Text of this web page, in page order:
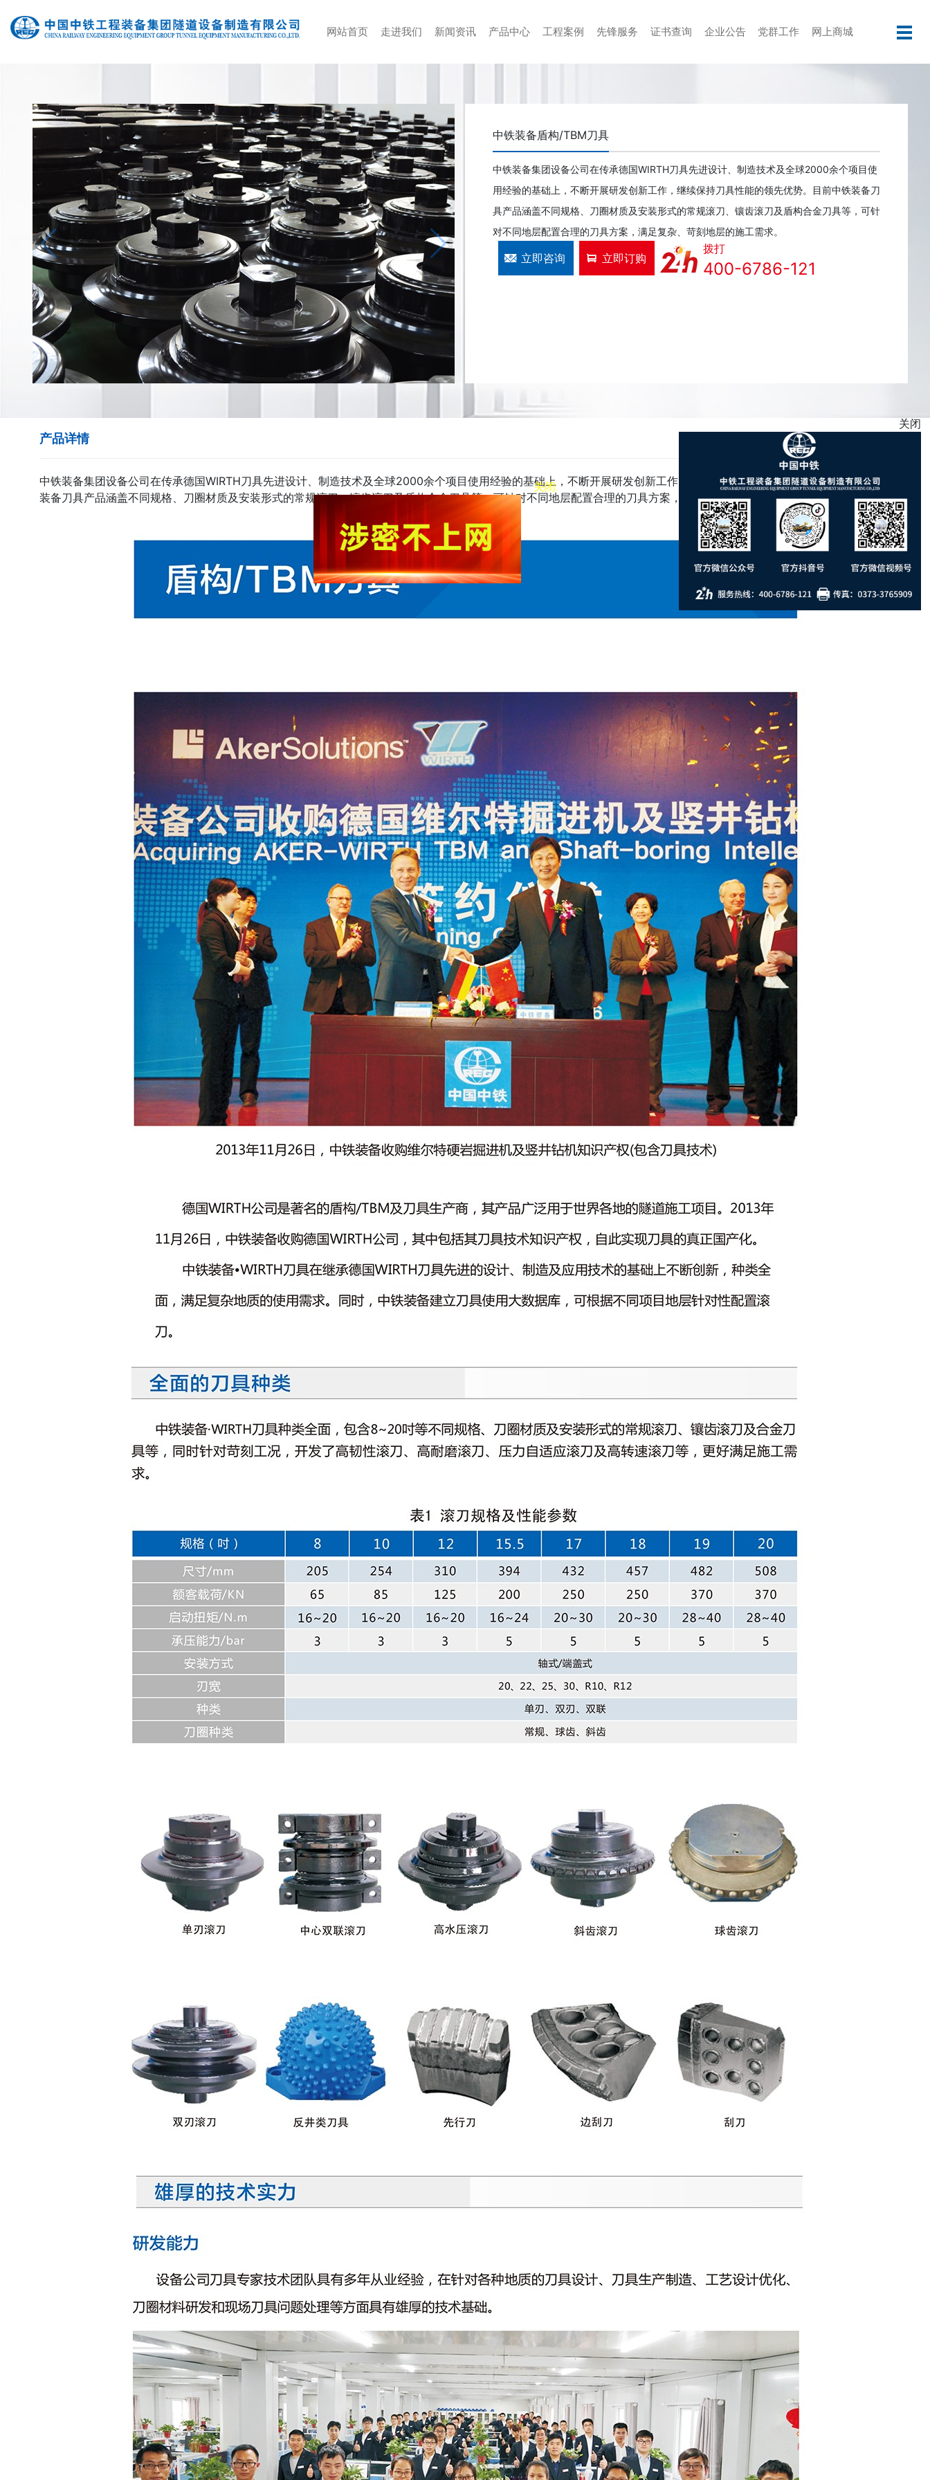
网站首页 走进我们 新闻资讯 产品中心 工程案例 先锋服务 证书查询 企业公告 党群工作 网上商城
中铁装备盾构/TBM刀具
中铁装备集团设备公司在传承德国WIRTH刀具先进设计、制造技术及全球2000余个项目使
用经验的基础上，不断开展研发创新工作，继续保持刀具性能的领先优势。目前中铁装备刀
具产品涵盖不同规格、刀圈材质及安装形式的常规滚刀、镶齿滚刀及盾构合金刀具等，可针
对不同地层配置合理的刀具方案，满足复杂、苛刻地层的施工需求。
立即咨询 立即订购
拨打
400-6786-121
产品详情
中铁装备集团设备公司在传承德国WIRTH刀具先进设计、制造技术及全球2000余个项目使用经验的基础上，不断开展研发创新工作，继续保持刀具性能的领先优势。目前中铁
装备刀具产品涵盖不同规格、刀圈材质及安装形式的常规滚刀、镶齿滚刀及盾构合金刀具等，可针对不同地层配置合理的刀具方案，满足复杂、苛刻地层的施工需求。
关闭